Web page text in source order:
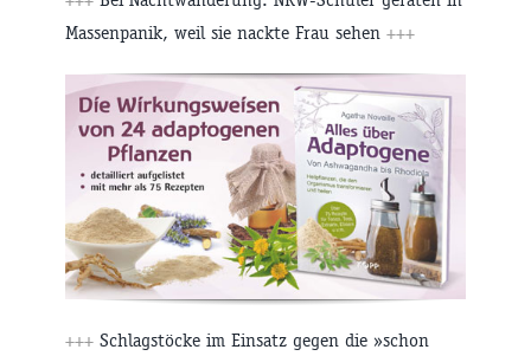
Massenpanik, weil sie nackte Frau sehen +++
+++ Schlagstöcke im Einsatz gegen die »schon